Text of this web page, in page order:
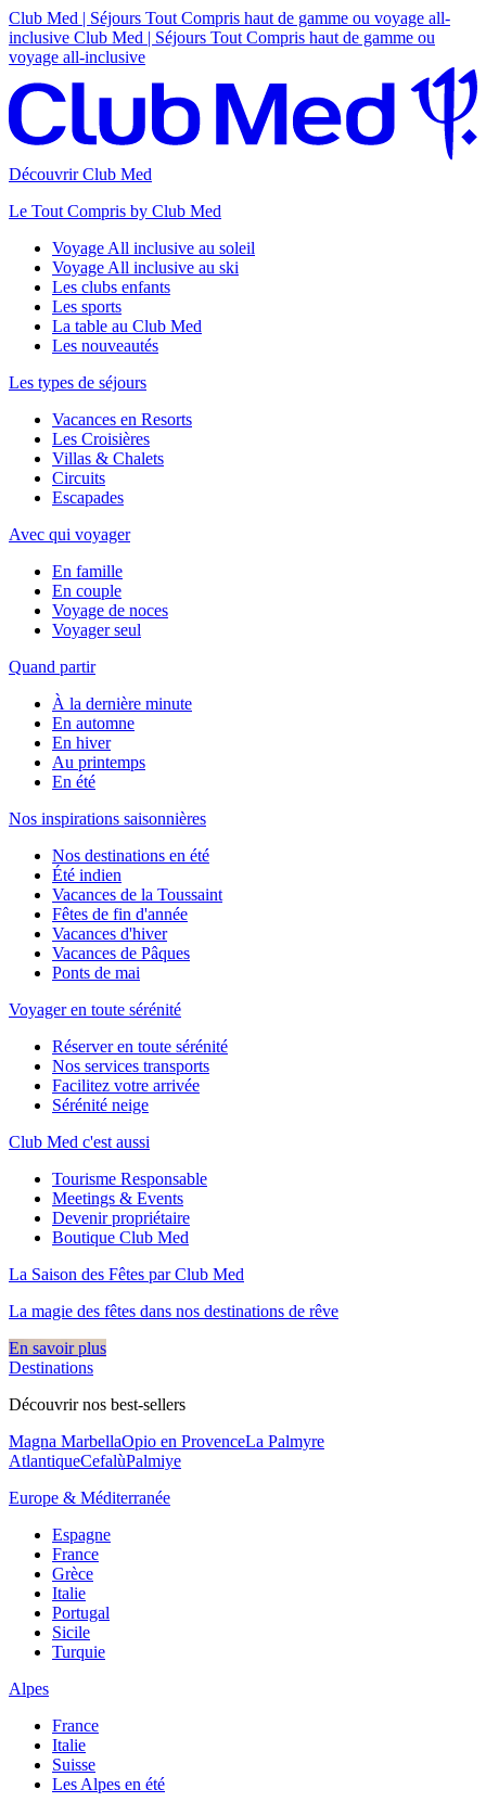
Club Med | Séjours Tout Compris haut de gamme ou voyage all-
inclusive Club Med | Séjours Tout Compris haut de gamme ou
voyage all-inclusive
Découvrir Club Med
Le Tout Compris by Club Med
Voyage All inclusive au soleil
Voyage All inclusive au ski
Les clubs enfants
Les sports
La table au Club Med
Les nouveautés
Les types de séjours
Vacances en Resorts
Les Croisières
Villas & Chalets
Circuits
Escapades
Avec qui voyager
En famille
En couple
Voyage de noces
Voyager seul
Quand partir
À la dernière minute
En automne
En hiver
Au printemps
En été
Nos inspirations saisonnières
Nos destinations en été
Été indien
Vacances de la Toussaint
Fêtes de fin d'année
Vacances d'hiver
Vacances de Pâques
Ponts de mai
Voyager en toute sérénité
Réserver en toute sérénité
Nos services transports
Facilitez votre arrivée
Sérénité neige
Club Med c'est aussi
Tourisme Responsable
Meetings & Events
Devenir propriétaire
Boutique Club Med
La Saison des Fêtes par Club Med
La magie des fêtes dans nos destinations de rêve​
En savoir plus
Destinations
Découvrir nos best-sellers
Magna MarbellaOpio en ProvenceLa Palmyre
AtlantiqueCefalùPalmiye
Europe & Méditerranée
Espagne
France
Grèce
Italie
Portugal
Sicile
Turquie
Alpes
France
Italie
Suisse
Les Alpes en été